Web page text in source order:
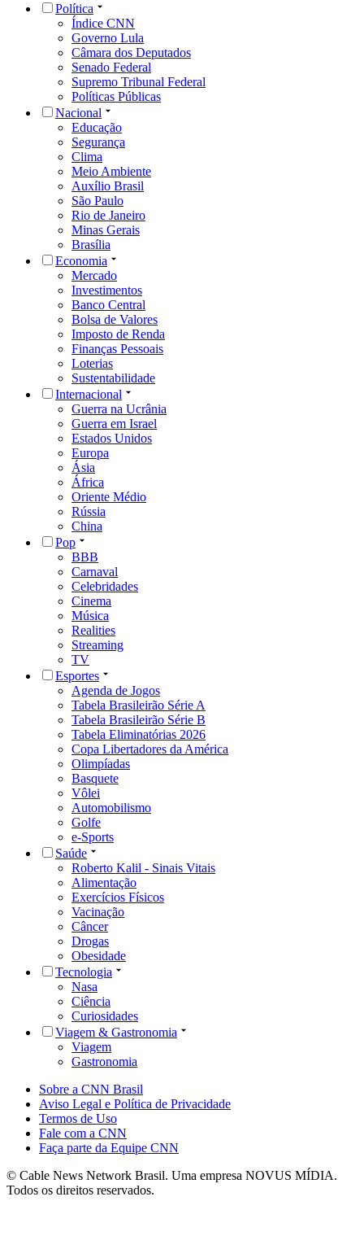
Política
Índice CNN
Governo Lula
Câmara dos Deputados
Senado Federal
Supremo Tribunal Federal
Políticas Públicas
Nacional
Educação
Segurança
Clima
Meio Ambiente
Auxílio Brasil
São Paulo
Rio de Janeiro
Minas Gerais
Brasília
Economia
Mercado
Investimentos
Banco Central
Bolsa de Valores
Imposto de Renda
Finanças Pessoais
Loterias
Sustentabilidade
Internacional
Guerra na Ucrânia
Guerra em Israel
Estados Unidos
Europa
Ásia
África
Oriente Médio
Rússia
China
Pop
BBB
Carnaval
Celebridades
Cinema
Música
Realities
Streaming
TV
Esportes
Agenda de Jogos
Tabela Brasileirão Série A
Tabela Brasileirão Série B
Tabela Eliminatórias 2026
Copa Libertadores da América
Olimpíadas
Basquete
Vôlei
Automobilismo
Golfe
e-Sports
Saúde
Roberto Kalil - Sinais Vitais
Alimentação
Exercícios Físicos
Vacinação
Câncer
Drogas
Obesidade
Tecnologia
Nasa
Ciência
Curiosidades
Viagem & Gastronomia
Viagem
Gastronomia
Sobre a CNN Brasil
Aviso Legal e Política de Privacidade
Termos de Uso
Fale com a CNN
Faça parte da Equipe CNN
© Cable News Network Brasil. Uma empresa NOVUS MÍDIA.
Todos os direitos reservados.